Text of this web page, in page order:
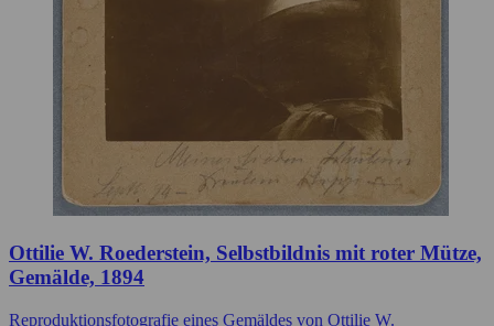
Ottilie W. Roederstein, Selbstbildnis mit roter Mütze,
Gemälde, 1894
Reproduktionsfotografie eines Gemäldes von Ottilie W.